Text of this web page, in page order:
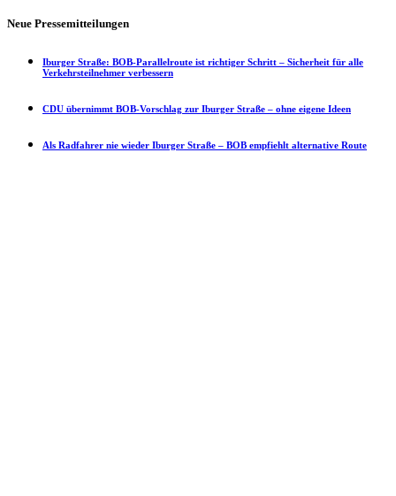
Neue Pressemitteilungen
Iburger Straße: BOB-Parallelroute ist richtiger Schritt – Sicherheit für alle
Verkehrsteilnehmer verbessern
CDU übernimmt BOB-Vorschlag zur Iburger Straße – ohne eigene Ideen
Als Radfahrer nie wieder Iburger Straße – BOB empfiehlt alternative Route